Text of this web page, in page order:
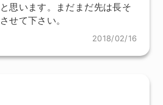
思います。まだまだ先は長そ
せて下さい。
2018/02/16